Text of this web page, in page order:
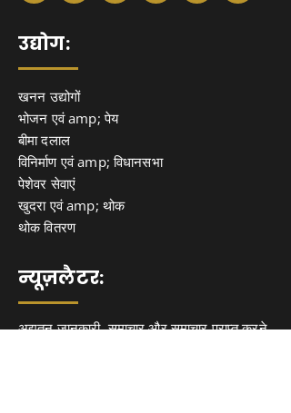
उद्योग:
खनन उद्योगों
भोजन एवं amp; पेय
बीमा दलाल
विनिर्माण एवं amp; विधानसभा
पेशेवर सेवाएं
खुदरा एवं amp; थोक
थोक वितरण
न्यूज़लैटर:
अद्यतन जानकारी, समाचार और समाचार प्राप्त करने